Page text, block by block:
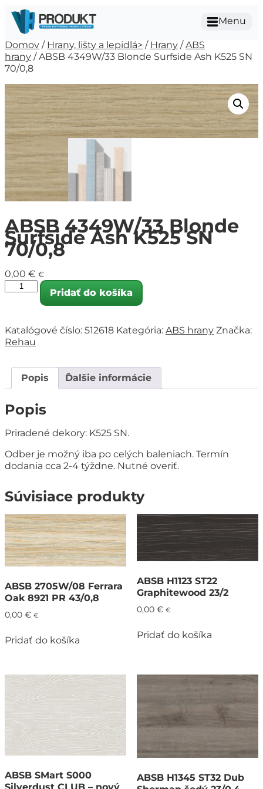
Menu
Domov / Hrany, lišty a lepidlá> / Hrany /ABS
hrany / ABSB 4349W/33 Blonde Surfside Ash K525 SN
70/0,8
ABSB 4349W/33 Blonde
Surfside Ash K525 SN
70/0,8
0,00 € €
Pridať do košíka
Katalógové číslo: 512618 Kategória: ABS hrany Značka:
Rehau
Popis Ďalšie informácie
Popis
Priradené dekory: K525 SN.
Odber je možný iba po celých baleniach. Termín
dodania cca 2-4 týždne. Nutné overiť.
Súvisiace produkty
ABSB 2705W/08 Ferrara
Oak 8921 PR 43/0,8
0,00 € €
Pridať do košíka
ABSB H1123 ST22
Graphitewood 23/2
0,00 € €
Pridať do košíka
ABSB SMart S000
ABSB H1345 ST32 Dub